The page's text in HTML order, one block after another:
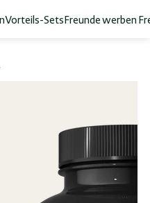
Vorteils-SetsFreunde werben